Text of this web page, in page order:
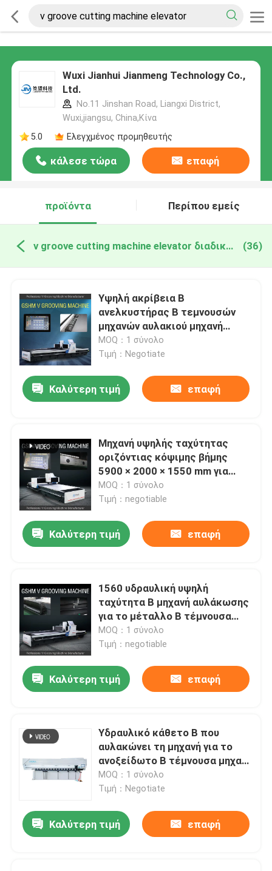
Wuxi Jianhui Jianmeng Technology Co.,
Ltd.
No.11 Jinshan Road, Liangxi District,
Wuxi,jiangsu, China,Κίνα
5.0
Ελεγχμένος προμηθευτής
κάλεσε τώρα επαφή
προϊόντα Περίπου εμείς
v groove cutting machine elevator διαδικτυακή κατασκευή (36)
Υψηλή ακρίβεια Β
ανελκυστήρας Β τεμνουσών
μηχανών αυλακιού μηχανή
αυλάκωσης για το μέταλλο
φύλλων
MOQ：1 σύνολο
Τιμή：Negotiate
Καλύτερη τιμή επαφή
Μηχανή υψηλής ταχύτητας
οριζόντιας κόψιμης βήμης
5900 × 2000 × 1550 mm για
μεταλλικά πάνελ
MOQ：1 σύνολο
Τιμή：negotiable
Καλύτερη τιμή επαφή
1560 υδραυλική υψηλή
ταχύτητα Β μηχανή αυλάκωσης
για το μέταλλο Β τέμνουσα
μηχανή αυλακιού
MOQ：1 σύνολο
Τιμή：negotiable
Καλύτερη τιμή επαφή
Υδραυλικό κάθετο Β που
αυλακώνει τη μηχανή για το
ανοξείδωτο Β τέμνουσα μηχανή
αυλακιού
MOQ：1 σύνολο
Τιμή：Negotiate
Καλύτερη τιμή επαφή